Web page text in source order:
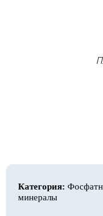
Категория:
минералы